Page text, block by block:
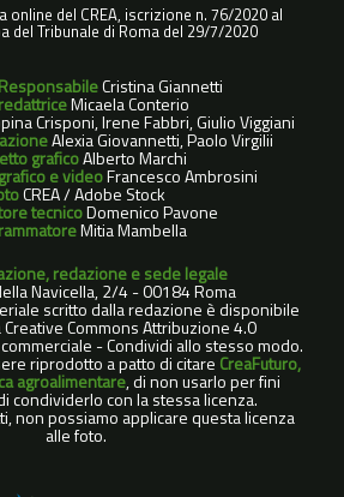
online del CREA, iscrizione n. 76/2020 al
del Tribunale di Roma del 29/7/2020
Cristina Giannetti
Micaela Conterio
Crisponi, Irene Fabbri, Giulio Viggiani
Alexia Giovannetti, Paolo Virgilii
graficoAlberto Marchi
e videoFrancesco Ambrosini
CREA / Adobe Stock
tecnicoDomenico Pavone
Mitia Mambella
redazione e sede legale
Navicella, 2/4 - 00184 Roma
scritto dalla redazione è disponibile
Commons Attribuzione 4.0
- Condividi allo stesso modo.
riprodotto a patto di citare CreaFuturo,
agroalimentare, di non usarlo per fini
condividerlo con la stessa licenza.
non possiamo applicare questa licenza
alle foto.